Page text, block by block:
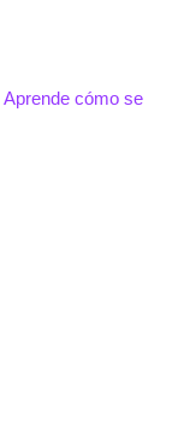
Aprende cómo se